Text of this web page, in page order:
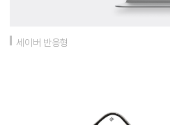
세이버 반응형